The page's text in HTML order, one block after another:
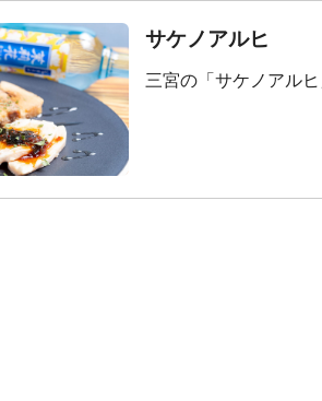
サケノアルヒ
三宮の「サケノアル